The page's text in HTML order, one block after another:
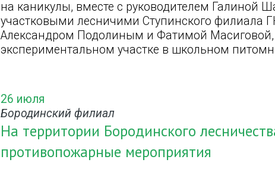
на каникулы, вместе с руководителем Галиной
участковыми лесничими Ступинского филиала
Александром Подолиным и Фатимой Масиговой,
экспериментальном участке в школьном
26 июля
Бородинский филиал
На территории Бородинского
противопожарные мероприятия